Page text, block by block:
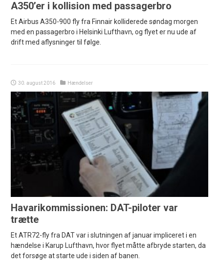
A350’er i kollision med passagerbro
Et Airbus A350-900 fly fra Finnair kolliderede søndag morgen
med en passagerbro i Helsinki Lufthavn, og flyet er nu ude af
drift med aflysninger til følge.
30. august 2016 Hændelser
Havarikommissionen: DAT-piloter var
trætte
Et ATR72-fly fra DAT var i slutningen af januar impliceret i en
hændelse i Karup Lufthavn, hvor flyet måtte afbryde starten, da
det forsøge at starte ude i siden af banen.